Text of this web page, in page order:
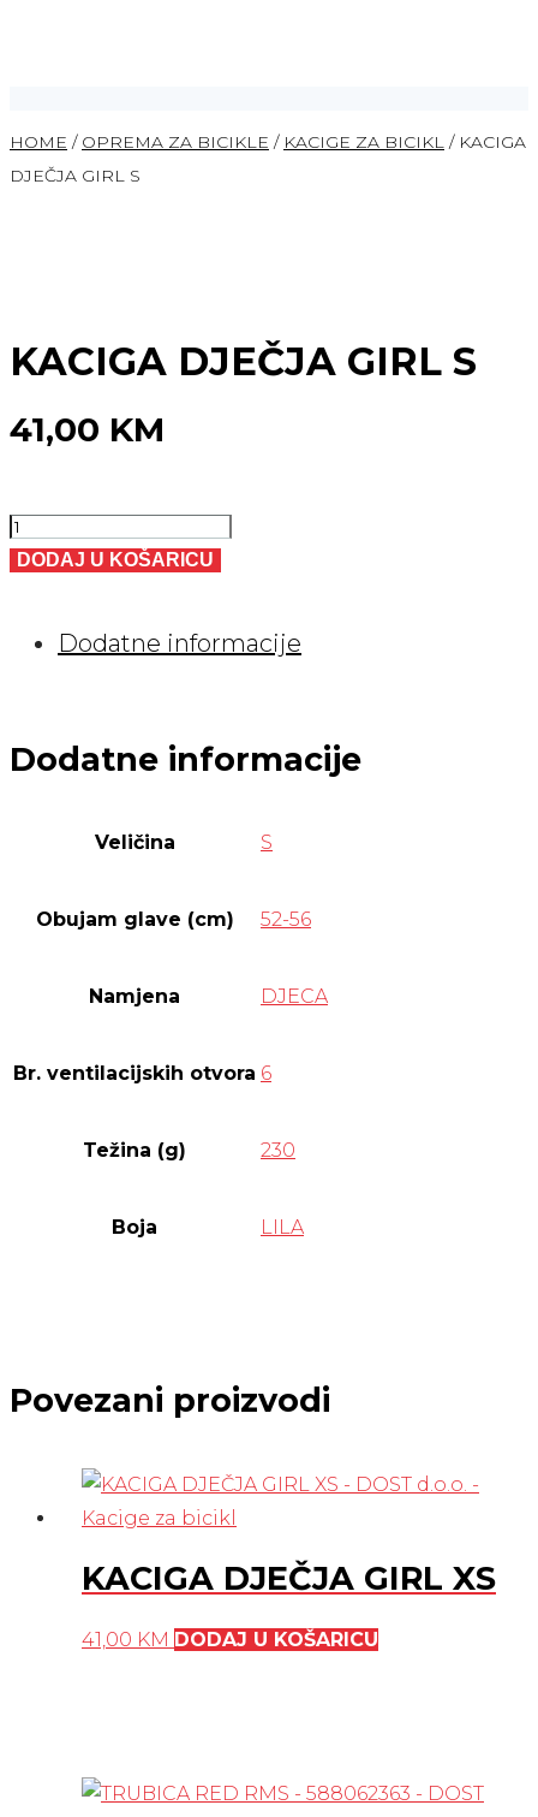
HOME / OPREMA ZA BICIKLE / KACIGE ZA BICIKL / KACIGA
DJEČJA GIRL S
KACIGA DJEČJA GIRL S
41,00 KM
KACIGA
DJEČJA
količina
DODAJ U KOŠARICU
Dodatne informacije
Dodatne informacije
Veličina S
Obujam glave (cm) 52-56
Namjena DJECA
Br. ventilacijskih otvora 6
Težina (g) 230
Boja LILA
Povezani proizvodi
KACIGA DJEČJA GIRL XS
41,00 KM DODAJ U KOŠARICU